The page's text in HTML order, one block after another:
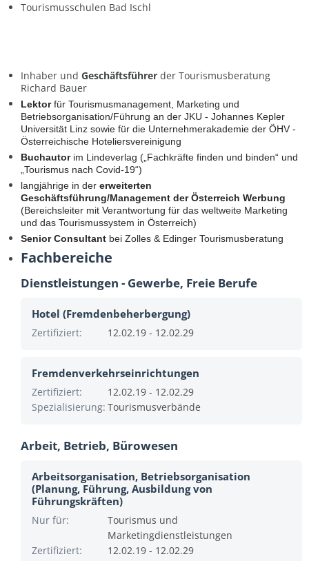
Tourismusschulen Bad Ischl
Inhaber und Geschäftsführer der Tourismusberatung
Richard Bauer
Lektorfür Tourismusmanagement, Marketing und
Betriebsorganisation/Führung an der JKU - Johannes Kepler
Universität Linz sowie für die Unternehmerakademie der ÖHV -
Österreichische Hoteliersvereinigung
Buchautorim Lindeverlag („Fachkräfte finden und binden“ und
„Tourismus nach Covid-19“)
langjährige in der erweiterten
Geschäftsführung/Management der Österreich Werbung
(Bereichsleiter mit Verantwortung für das weltweite Marketing
und das Tourismussystem in Österreich)
Senior Consultant bei Zolles & Edinger Tourismusberatung
Fachbereiche
Dienstleistungen - Gewerbe, Freie Berufe
Hotel (Fremdenbeherbergung)
Zertifiziert: 12.02.19 - 12.02.29
Fremdenverkehrseinrichtungen
Zertifiziert:
12.02.19 - 12.02.29
Spezialisierung: Tourismusverbände
Arbeit, Betrieb, Bürowesen
Arbeitsorganisation, Betriebsorganisation
(Planung, Führung, Ausbildung von
Führungskräften)
Nur für:
Tourismus und
Marketingdienstleistungen
Zertifiziert:
12.02.19 - 12.02.29